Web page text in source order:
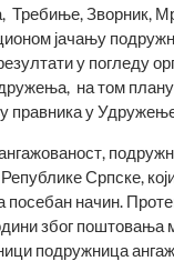
Требиње, Зворник,
јачању
у погледу
на том
правника у
Српске,
посебан начин.
због поштовања
подружница